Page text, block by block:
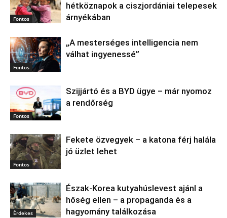
Fontos
hétköznapok a ciszjordániai telepesek
árnyékában
Fontos
„A mesterséges intelligencia nem
válhat ingyenessé”
Fontos
Szijjártó és a BYD ügye – már nyomoz
a rendőrség
Fontos
Fekete özvegyek – a katona férj halála
jó üzlet lehet
Érdekes
Észak‑Korea kutyahúslevest ajánl a
hőség ellen – a propaganda és a
hagyomány találkozása